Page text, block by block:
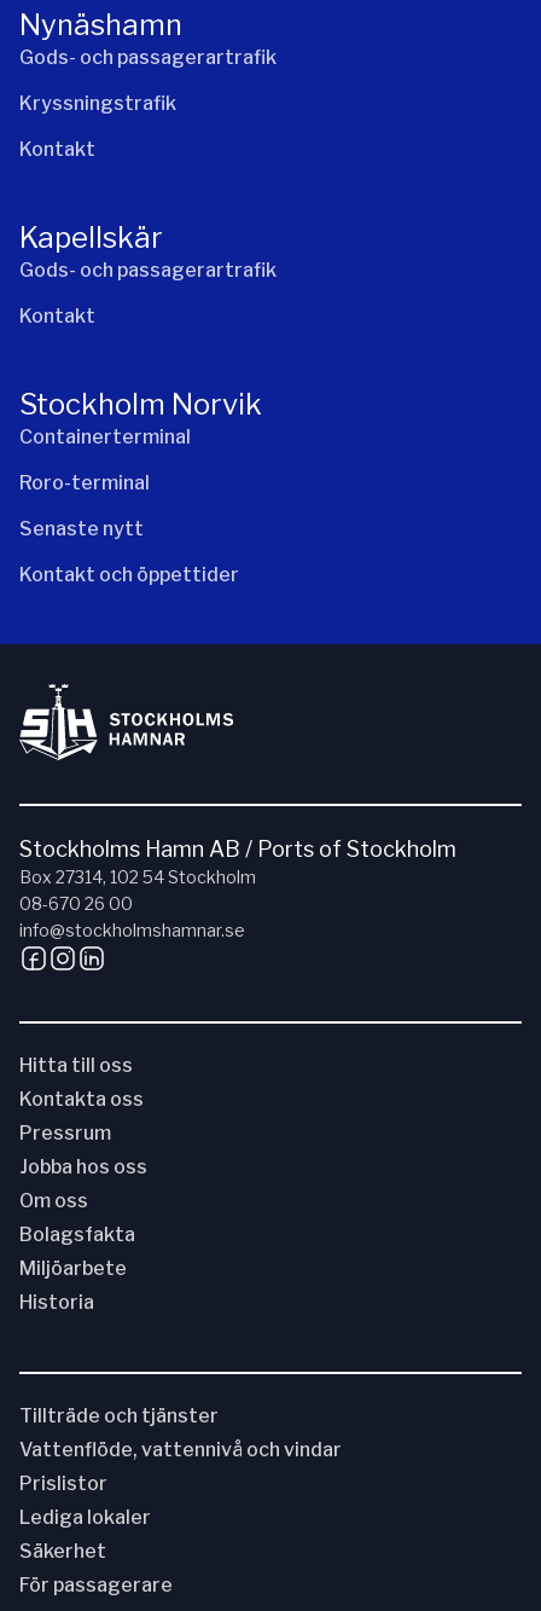
Nynäshamn
Gods- och passagerartrafik
Kryssningstrafik
Kontakt
Kapellskär
Gods- och passagerartrafik
Kontakt
Stockholm Norvik
Containerterminal
Roro-terminal
Senaste nytt
Kontakt och öppettider
Stockholms Hamn AB / Ports of Stockholm
Box 27314, 102 54 Stockholm
08-670 26 00
info@stockholmshamnar.se
Hitta till oss
Kontakta oss
Pressrum
Jobba hos oss
Om oss
Bolagsfakta
Miljöarbete
Historia
Tillträde och tjänster
Vattenflöde, vattennivå och vindar
Prislistor
Lediga lokaler
Säkerhet
För passagerare